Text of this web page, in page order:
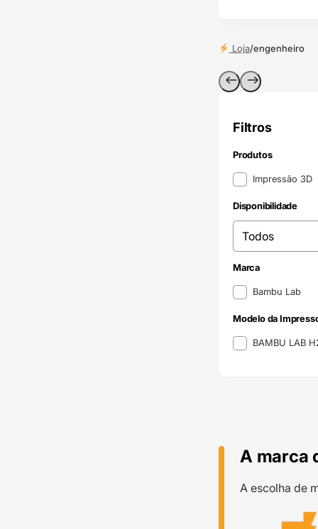
Loja/engenheiro
Filtros
Produtos
ProdutosImpressão 3D
Disponibilidade
Disponibilidade
Disponibilidade
Marca
MarcaBambu Lab
Modelo da
Modelo da
BAMBU LAB
A marca
A escolha de